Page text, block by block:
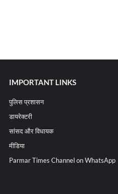
IMPORTANT LINKS
पुलिस प्रशासन
डायरेक्टरी
सांसद और विधायक
मीडिया
Parmar Times Channel on WhatsApp